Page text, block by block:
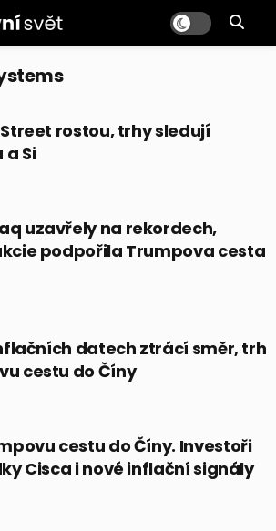
rostou, trhy sledují
Si
uzavřely na rekordech,
podpořila Trumpova cesta
datech ztrácí směr, trh
cestu do Číny
cestu do Číny. Investoři
Cisca i nové inflační signály